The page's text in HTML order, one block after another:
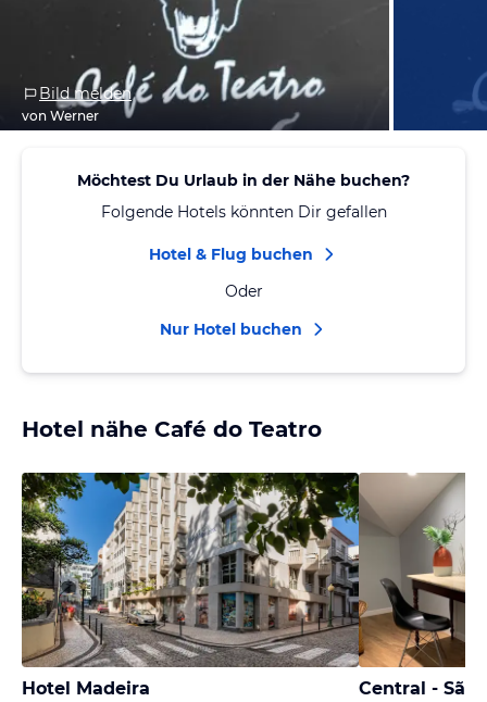
Bild melden
von Werner
Möchtest Du Urlaub in der Nähe buchen?
Folgende Hotels könnten Dir gefallen
Hotel & Flug buchen
Oder
Nur Hotel buchen
Hotel nähe Café do Teatro
Hotel Madeira Central - São